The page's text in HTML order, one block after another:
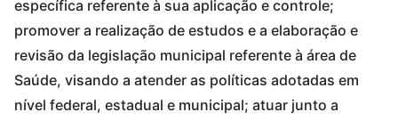
específica referente à sua aplicação e controle;
promover a realização de estudos e a elaboração e
revisão da legislação municipal referente à área de
Saúde, visando a atender as políticas adotadas em
nível federal, estadual e municipal; atuar junto a